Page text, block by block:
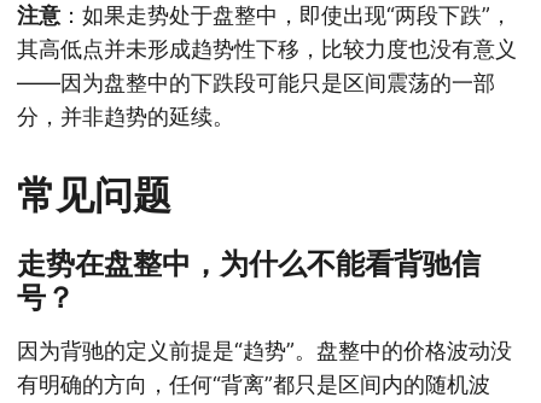
注意 ：如果走势处于盘整中，即使出现“两段下跌”，
其高低点并未形成趋势性下移，比较力度也没有意义
——因为盘整中的下跌段可能只是区间震荡的一部
分，并非趋势的延续。
常见问题
走势在盘整中，为什么不能看背驰信
号？
因为背驰的定义前提是“趋势”。盘整中的价格波动没
有明确的方向，任何“背离”都只是区间内的随机波